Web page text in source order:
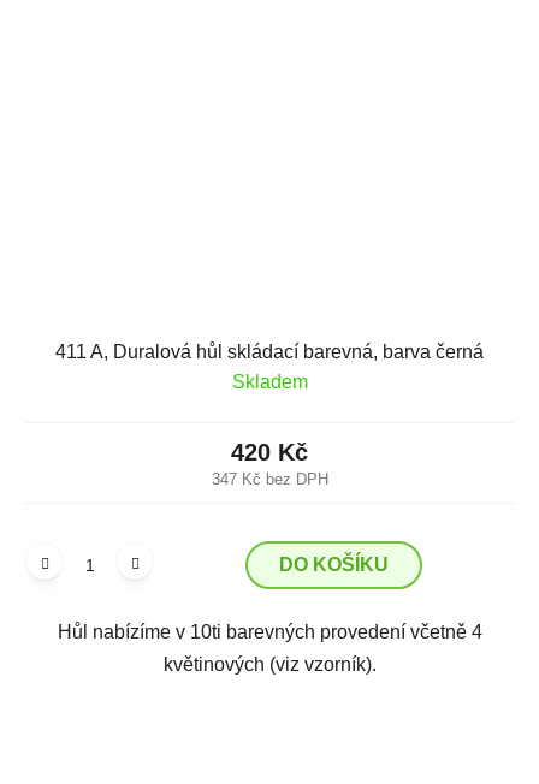
411 A, Duralová hůl skládací barevná, barva černá
Skladem
347 Kč bez DPH
420 Kč
DO KOŠÍKU
Hůl nabízíme v 10ti barevných provedení včetně 4
květinových (viz vzorník).